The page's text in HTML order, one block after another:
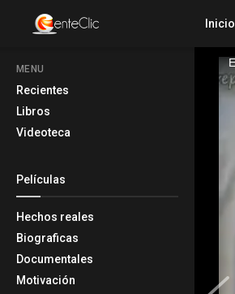
MENU
Recientes
Libros
Videoteca
Películas
Hechos reales
Biograficas
Documentales
Motivación
Inicio